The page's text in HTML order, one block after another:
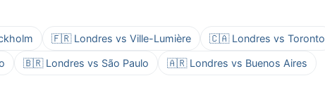
🇫🇷 Londres vs Ville-Lumière 🇨🇦 Londres vs Toronto
🇧🇷 Londres vs São Paulo 🇦🇷 Londres vs Buenos Aires